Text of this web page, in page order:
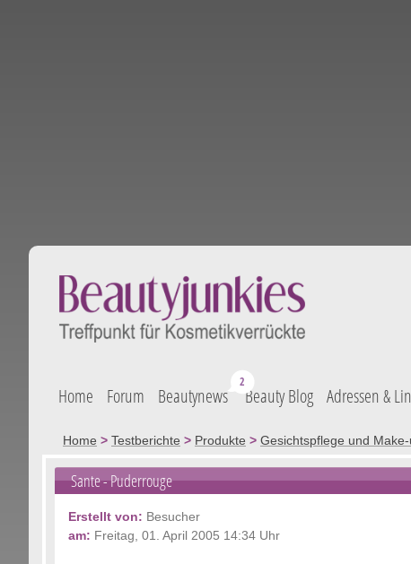
Home Forum Beautynews Beauty Blog Adressen &
Home > Testberichte > Produkte > Gesichtspflege und
Sante- Puderrouge
Erstellt von: Besucher
am: Freitag, 01. April 2005 14:34 Uhr